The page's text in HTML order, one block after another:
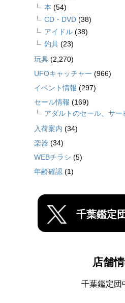
本 (54)
CD・DVD (38)
アイドル (38)
釣具 (23)
玩具 (2,270)
UFOキャッチャー (966)
イベント情報 (297)
セール情報 (169)
アダルトのセール、サー
入荷案内 (34)
楽器 (34)
WEBチラシ (5)
年齢確認 (1)
千葉鑑定
店舗
千葉鑑定団